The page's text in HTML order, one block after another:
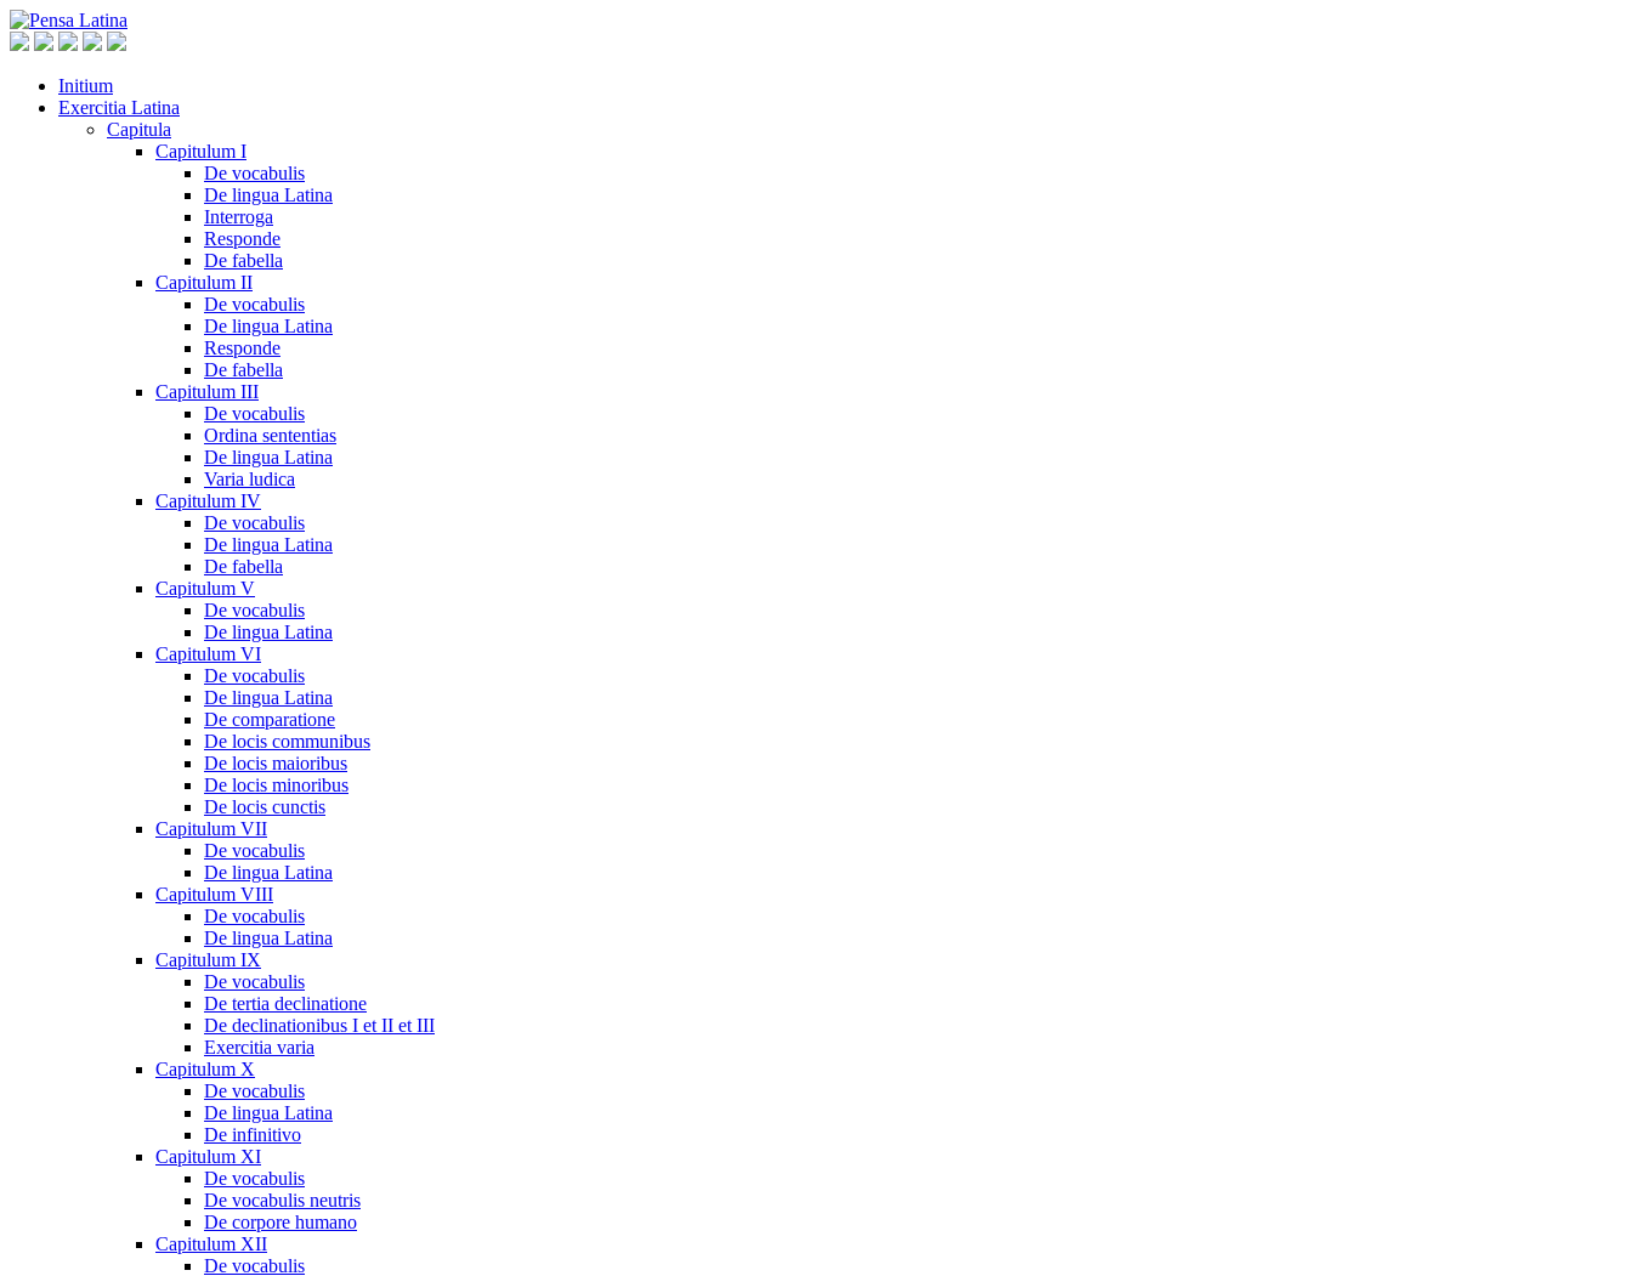
Initium
Exercitia Latina
Capitula
Capitulum I
De vocabulis
De lingua Latina
Interroga
Responde
De fabella
Capitulum II
De vocabulis
De lingua Latina
Responde
De fabella
Capitulum III
De vocabulis
Ordina sententias
De lingua Latina
Varia ludica
Capitulum IV
De vocabulis
De lingua Latina
De fabella
Capitulum V
De vocabulis
De lingua Latina
Capitulum VI
De vocabulis
De lingua Latina
De comparatione
De locis communibus
De locis maioribus
De locis minoribus
De locis cunctis
Capitulum VII
De vocabulis
De lingua Latina
Capitulum VIII
De vocabulis
De lingua Latina
Capitulum IX
De vocabulis
De tertia declinatione
De declinationibus I et II et III
Exercitia varia
Capitulum X
De vocabulis
De lingua Latina
De infinitivo
Capitulum XI
De vocabulis
De vocabulis neutris
De corpore humano
Capitulum XII
De vocabulis